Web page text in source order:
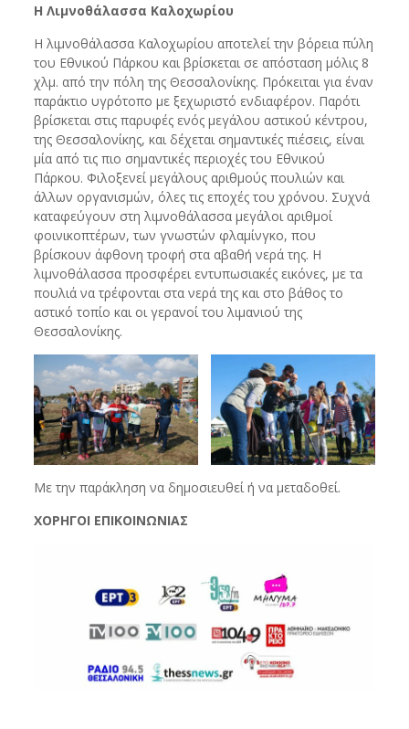
Η Λιμνοθάλασσα Καλοχωρίου
Η λιμνοθάλασσα Καλοχωρίου αποτελεί την βόρεια πύλη
του Εθνικού Πάρκου και βρίσκεται σε απόσταση μόλις 8
χλμ. από την πόλη της Θεσσαλονίκης. Πρόκειται για έναν
παράκτιο υγρότοπο με ξεχωριστό ενδιαφέρον. Παρότι
βρίσκεται στις παρυφές ενός μεγάλου αστικού κέντρου,
της Θεσσαλονίκης, και δέχεται σημαντικές πιέσεις, είναι
μία από τις πιο σημαντικές περιοχές του Εθνικού
Πάρκου. Φιλοξενεί μεγάλους αριθμούς πουλιών και
άλλων οργανισμών, όλες τις εποχές του χρόνου. Συχνά
καταφεύγουν στη λιμνοθάλασσα μεγάλοι αριθμοί
φοινικοπτέρων, των γνωστών φλαμίνγκο, που
βρίσκουν άφθονη τροφή στα αβαθή νερά της. Η
λιμνοθάλασσα προσφέρει εντυπωσιακές εικόνες, με τα
πουλιά να τρέφονται στα νερά της και στο βάθος το
αστικό τοπίο και οι γερανοί του λιμανιού της
Θεσσαλονίκης.
Με την παράκληση να δημοσιευθεί ή να μεταδοθεί.
ΧΟΡΗΓΟΙ ΕΠΙΚΟΙΝΩΝΙΑΣ